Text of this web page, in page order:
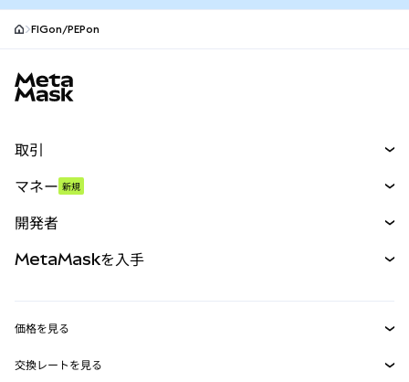
FIGon/PEPon
取引
パーペチュアル
RWA
マネー 新規
開発者
MetaMask Connect
MetaMaskを入手
価格を見る
イーサリアムの価格
交換レートを見る